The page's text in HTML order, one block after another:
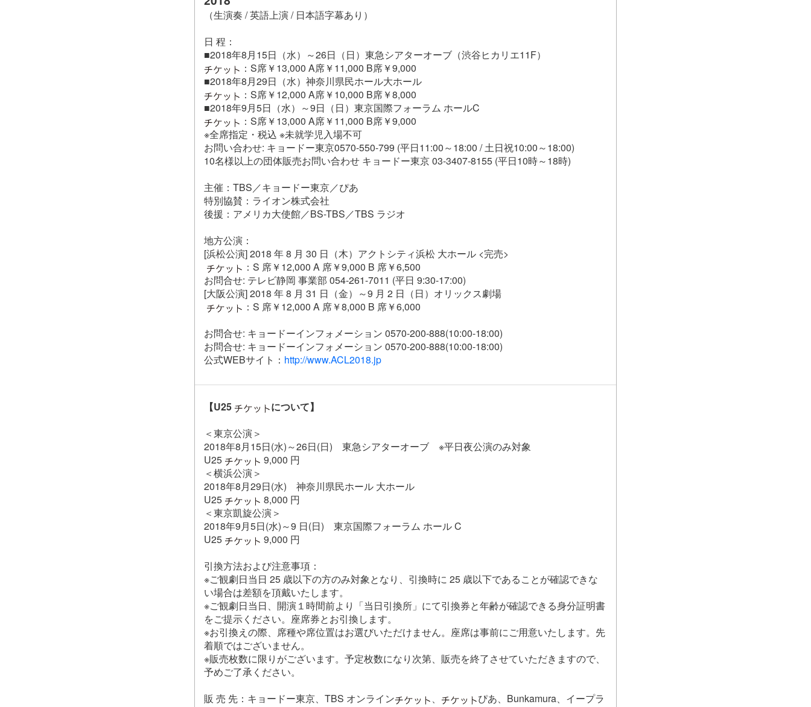
（生演奏 / 英語上演 / 日本語字幕あり）
日 程：
■2018年8月15日（水）～26日（日）東急シアターオーブ（渋谷ヒカリエ11F）
：S席￥13,000 A席￥11,000 B席￥9,000
​■2018年8月29日（水）神奈川県民ホール大ホール
：S席￥12,000 A席￥10,000 B席￥8,000
​■2018年9月5日（水）～9日（日）東京国際フォーラム ホールC
：S席￥13,000 A席￥11,000 B席￥9,000
※全席指定・税込 ※未就学児入場不可
お問い合わせ: キョードー東京0570-550-799 (平日11:00～18:00 / 土日祝10:00～18:00)
10名様以上の団体販売お問い合わせ キョードー東京 03-3407-8155 (平日10時～18時)
主催：TBS／キョードー東京／ぴあ
特別協賛：ライオン株式会社
後援：アメリカ大使館／BS-TBS／TBS ラジオ
地方公演：
[浜松公演] 2018 年 8 月 30 日（木）アクトシティ浜松 大ホール <完売>
：S 席￥12,000 A 席￥9,000 B 席￥6,500
お問合せ: テレビ静岡 事業部 054-261-7011 (平日 9:30-17:00)
[大阪公演] 2018 年 8 月 31 日（金）～9 月 2 日（日）オリックス劇場
：S 席￥12,000 A 席￥8,000 B 席￥6,000
お問合せ: キョードーインフォメーション 0570-200-888(10:00-18:00)
お問合せ: キョードーインフォメーション 0570-200-888(10:00-18:00)
公式WEBサイト： http://www.ACL2018.jp
【U25
について】
＜東京公演＞
2018年8月15日(水)～26日(日) 東急シアターオーブ ※平日夜公演のみ対象
U25
9,000 円
＜横浜公演＞
2018年8月29日(水) 神奈川県民ホール 大ホール
U25
8,000 円
＜東京凱旋公演＞
2018年9月5日(水)～9 日(日) 東京国際フォーラム ホール C
U25
9,000 円
引換方法および注意事項：
※ご観劇日当日 25 歳以下の方のみ対象となり、引換時に 25 歳以下であることが確認できな
い場合は差額を頂戴いたします。
※ご観劇日当日、開演１時間前より「当日引換所」にて引換券と年齢が確認できる身分証明書
をご提示ください。座席券とお引換します。
※お引換えの際、席種や席位置はお選びいただけません。座席は事前にご用意いたします。先
着順ではございません。
※販売枚数に限りがございます。予定枚数になり次第、販売を終了させていただきますので、
予めご了承ください。
販 売 先：キョードー東京、TBS オンライン
、
ぴあ、Bunkamura、イープラ